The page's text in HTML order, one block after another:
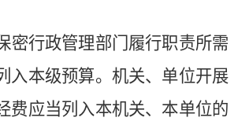
行政管理部门履行职责所需
入本级预算。机关、单位开展
费应当列入本机关、本单位的